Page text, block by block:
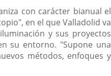
con carácter bianual el
en el que Valladolid va
y sus proyectos
su entorno. "Supone una
métodos, enfoques y